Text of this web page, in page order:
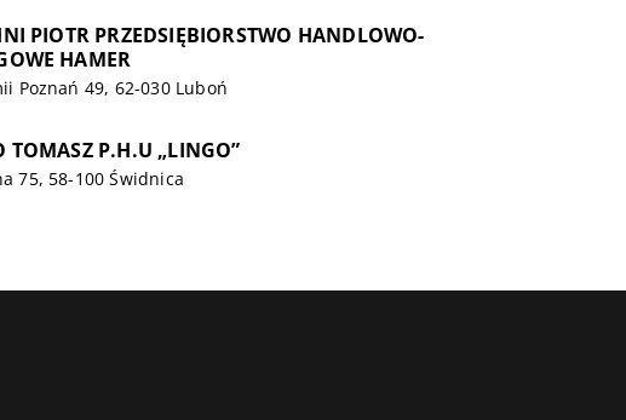
PIOTR PRZEDSIĘBIORSTWO HANDLOWO-
HAMER
Poznań 49, 62-030 Luboń
TOMASZ P.H.U „LINGO”
75, 58-100 Świdnica